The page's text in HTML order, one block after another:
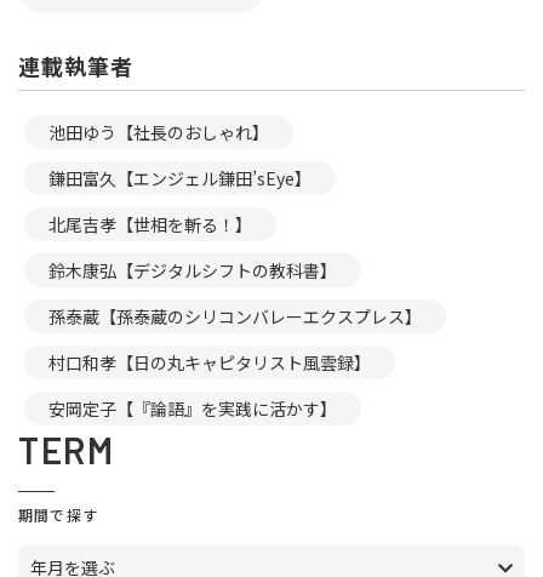
連載執筆者
池田ゆう【社長のおしゃれ】
鎌田富久【エンジェル鎌田’sEye】
北尾吉孝【世相を斬る！】
鈴木康弘【デジタルシフトの教科書】
孫泰蔵【孫泰蔵のシリコンバレーエクスプレス】
村口和孝【日の丸キャピタリスト風雲録】
安岡定子【『論語』を実践に活かす】
TERM
期間で探す
年月を選ぶ